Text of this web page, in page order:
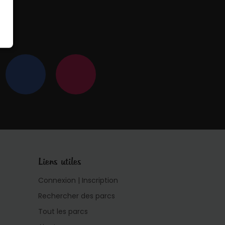
Liens utiles
Connexion | Inscription
Rechercher des parcs
Tout les parcs